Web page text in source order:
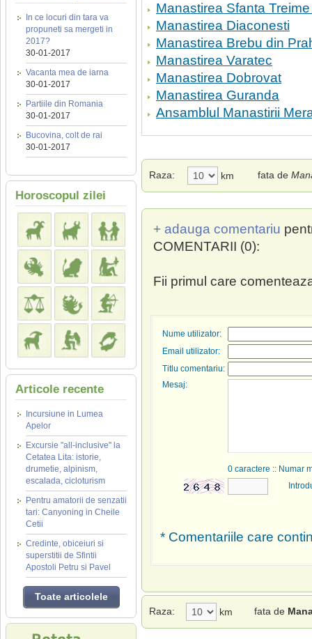
In ce locuri din tara va
propuneti sa mergeti in
2017?
30-01-2017
Vacanta mea de iarna
30-01-2017
Partiile din Romania
30-01-2017
Bucovina, colt de rai
30-01-2017
Horoscopul zilei
Articole recente
Incursiune in Lumea
Apelor
Excursie "all-inclusive" la
Cetatea Lita: istorie,
drumetie, alpinism,
escalada, cicloturism
Pentru amatorii de senzatii
tari: Canyoning in Cheile
Cetii
Credinte, obiceiuri si
superstitii de Sfintii
Apostoli Petru si Pavel
Toate articolele
Manastirea Sfanta
Manastirea Diaconesti
Manastirea Brebu din
Manastirea Varatec
Manastirea Dobrovat
Manastirea Guranda
Ansamblul Manastirii
Raza: km fata de
+ adauga comentariu
COMENTARII (0):
Fii primul care
Nume utilizator:
Email utilizator:
Titlu comentariu:
Mesaj:
0 caractere :: Numar
* Comentariile care
Raza: km fata de